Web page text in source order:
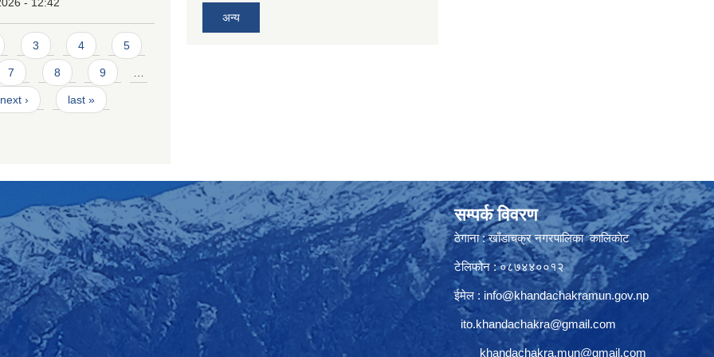
3 4 5
7 8 9 …
next › last »
अन्य
सम्पर्क विवरण
ठेगाना : खाँडाचक्र नगरपालिका कालिकाेट
टेलिफोन : ०८७४४००१२
ईमेल : info@khandachakramun.gov.np
ito.khandachakra@gmail.com
khandachakra.mun@gmail.com